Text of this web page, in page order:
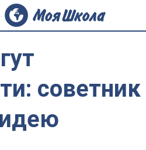
советник